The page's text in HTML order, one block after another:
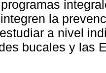
la
a nivel
bucales y las